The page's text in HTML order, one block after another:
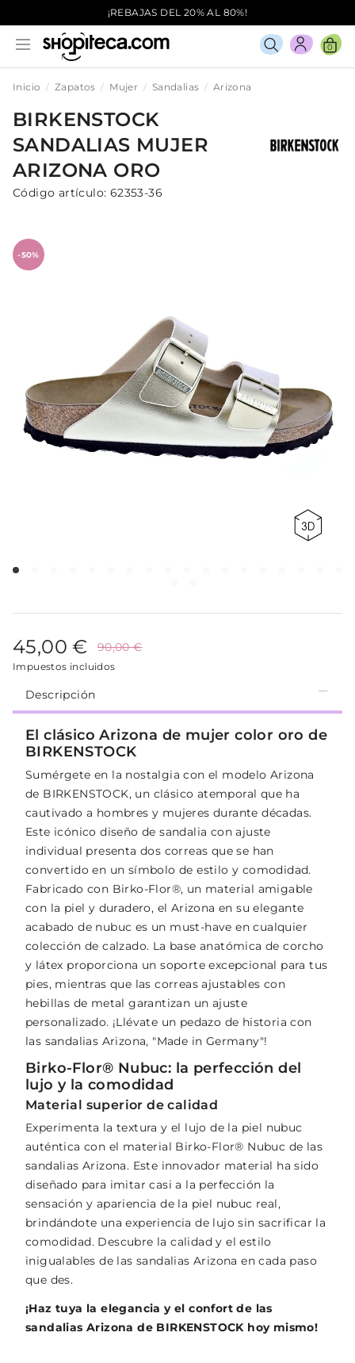
¡REBAJAS DEL 20% AL 80%!
0
Inicio Zapatos Mujer Sandalias Arizona
BIRKENSTOCK
SANDALIAS MUJER
ARIZONA ORO
Código artículo: 62353-36
-50%
45,00 € 90,00 €
Impuestos incluidos
Descripción
El clásico Arizona de mujer color oro de
BIRKENSTOCK
Sumérgete en la nostalgia con el modelo Arizona
de BIRKENSTOCK, un clásico atemporal que ha
cautivado a hombres y mujeres durante décadas.
Este icónico diseño de sandalia con ajuste
individual presenta dos correas que se han
convertido en un símbolo de estilo y comodidad.
Fabricado con Birko-Flor®, un material amigable
con la piel y duradero, el Arizona en su elegante
acabado de nubuc es un must-have en cualquier
colección de calzado. La base anatómica de corcho
y látex proporciona un soporte excepcional para tus
pies, mientras que las correas ajustables con
hebillas de metal garantizan un ajuste
personalizado. ¡Llévate un pedazo de historia con
las sandalias Arizona, "Made in Germany"!
Birko-Flor® Nubuc: la perfección del
lujo y la comodidad
Material superior de calidad
Experimenta la textura y el lujo de la piel nubuc
auténtica con el material Birko-Flor® Nubuc de las
sandalias Arizona. Este innovador material ha sido
diseñado para imitar casi a la perfección la
sensación y apariencia de la piel nubuc real,
brindándote una experiencia de lujo sin sacrificar la
comodidad. Descubre la calidad y el estilo
inigualables de las sandalias Arizona en cada paso
que des.
¡Haz tuya la elegancia y el confort de las
sandalias Arizona de BIRKENSTOCK hoy mismo!